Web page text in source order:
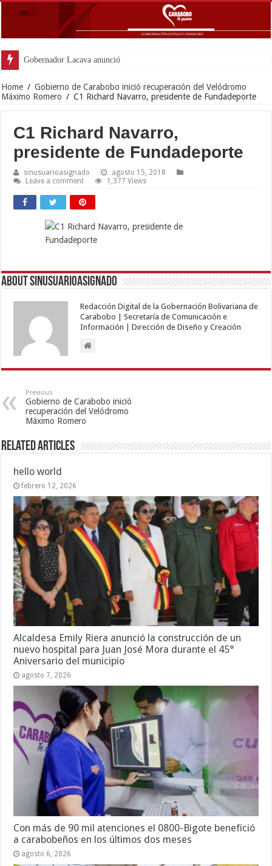
Gobernador Lacava anunció colocación de m
Home / Gobierno de Carabobo inició recuperación del Velódromo
Máximo Romero / C1 Richard Navarro, presidente de Fundadeporte
C1 Richard Navarro,
presidente de Fundadeporte
sinusuarioasignado
agosto 15, 2018
Leave a comment
1,377 Views
About sinusuarioasignado
Redacción Digital de la Gobernación Bolivariana de
Carabobo | Secretaría de Comunicación e
Información | Dirección de Diseño y Creación
Previous
Gobierno de Carabobo inició
recuperación del Velódromo
Máximo Romero
Related Articles
hello world
febrero 12, 2026
Alcaldesa Emily Riera anunció la construcción de un
nuevo hospital para Juan José Mora durante el 45°
Aniversario del municipio
agosto 7, 2026
Con más de 90 mil atenciones el 0800-Bigote benefició
a carabobeños en los últimos dos meses
agosto 6, 2026